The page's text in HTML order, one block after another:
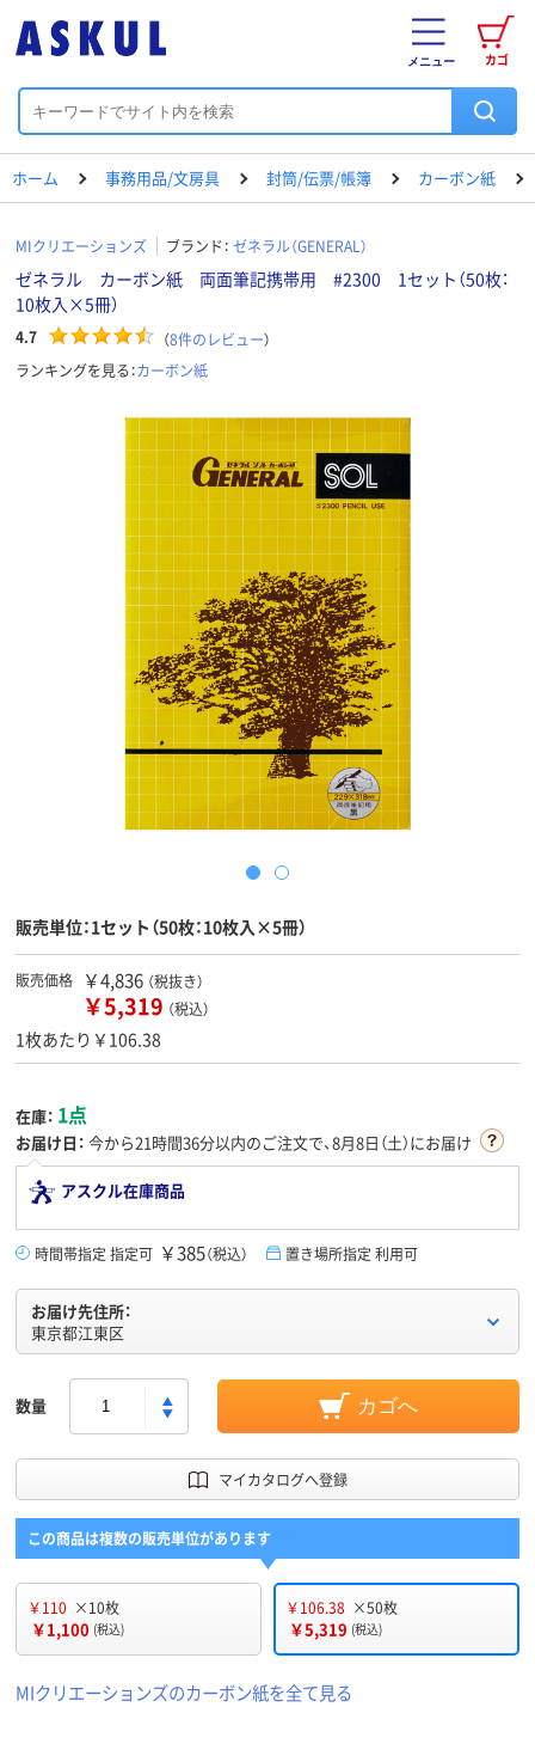
カゴ
メニュー
ホーム 事務用品/文房具 封筒/伝票/帳簿 カーボン紙
MIクリエーションズ ブランド： ゼネラル（GENERAL）
ゼネラル カーボン紙 両面筆記携帯用 #2300 1セット（50枚：
10枚入×5冊）
4.7 （8件のレビュー）
ランキングを見る：カーボン紙
販売単位：1セット（50枚：10枚入×5冊）
販売価格 ￥4,836 （税抜き）
￥5,319 （税込）
1枚あたり￥106.38
在庫： 1点
お届け日： 今から21時間36分以内のご注文で、8月8日（土）にお届け
アスクル在庫商品
時間帯指定 指定可 ￥385（税込） 置き場所指定 利用可
お届け先住所：
東京都江東区
数量 カゴへ
マイカタログへ登録
この商品は複数の販売単位があります
￥110 ×10枚
￥1,100 (税込)
￥106.38 ×50枚
￥5,319 (税込)
MIクリエーションズのカーボン紙を全て見る